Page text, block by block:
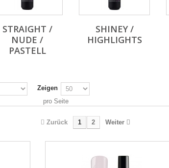
STRAIGHT /
NUDE /
PASTELL
SHINEY /
HIGHLIGHTS
Zeigen
pro Seite
Zurück 1 2 Weiter